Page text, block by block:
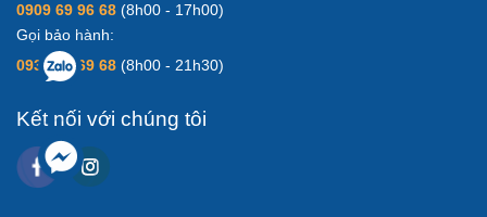
0909 69 96 68 (8h00 - 17h00)
Gọi bảo hành:
0931 83 69 68 (8h00 - 21h30)
Kết nối với chúng tôi